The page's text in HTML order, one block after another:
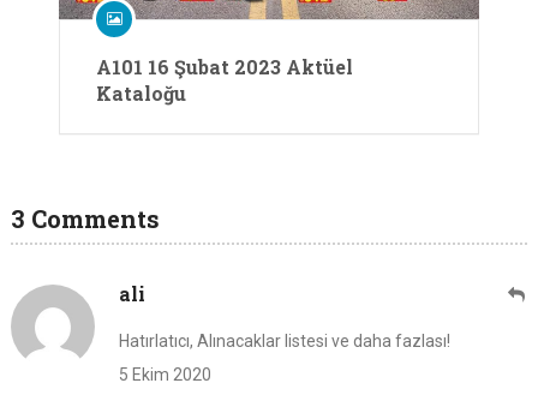
A101 16 Şubat 2023 Aktüel
Kataloğu
3 Comments
ali
Hatırlatıcı, Alınacaklar listesi ve daha fazlası!
5 Ekim 2020